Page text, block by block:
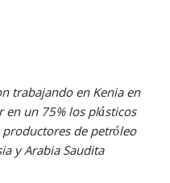
trabajando en Kenia en
un 75% los plásticos
de petróleo
y Arabia Saudita